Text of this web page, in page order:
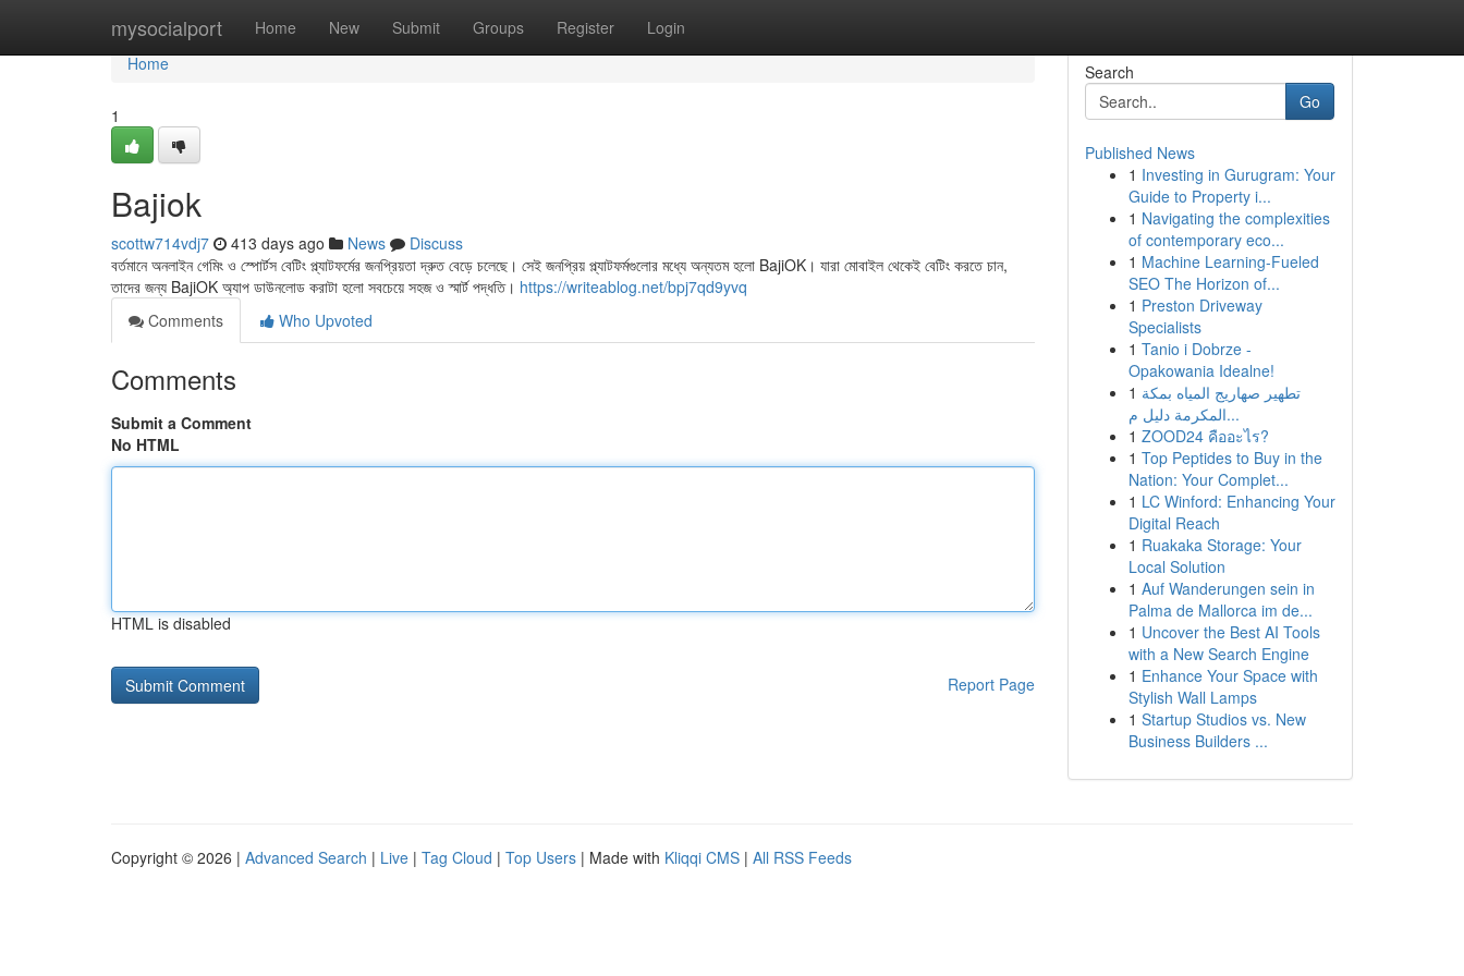
mysocialport Home New Submit Groups Register Login
Home
Home
1
Bajiok
scottw714vdj7 413 days ago News
Discuss
বর্তমানে অনলাইন গেমিং ও স্পোর্টস বেটিং প্ল্যাটফর্মের জনপ্রিয়তা দ্রুত বেড়ে চলেছে। সেই জনপ্রিয় প্ল্যাটফর্মগুলোর মধ্যে অন্যতম হলো BajiOK। যারা মোবাইল থেকেই বেটিং করতে চান,
তাদের জন্য BajiOK অ্যাপ ডাউনলোড করাটা হলো সবচেয়ে সহজ ও স্মার্ট পদ্ধতি। https://writeablog.net/bpj7qd9yvq
Comments
Who Upvoted
Comments
Submit a Comment
No HTML
HTML is disabled
Report Page
Search
Go
Published News
1 Investing in Gurugram: Your
Guide to Property i...
1 Navigating the complexities
of contemporary eco...
1 Machine Learning-Fueled
SEO The Horizon of...
1 Preston Driveway
Specialists
1 Tanio i Dobrze -
Opakowania Idealne!
1 تطهير صهاريج المياه بمكة
المكرمة دليل م...
1 ZOOD24 คืออะไร?
1 Top Peptides to Buy in the
Nation: Your Complet...
1 LC Winford: Enhancing Your
Digital Reach
1 Ruakaka Storage: Your
Local Solution
1 Auf Wanderungen sein in
Palma de Mallorca im de...
1 Uncover the Best AI Tools
with a New Search Engine
1 Enhance Your Space with
Stylish Wall Lamps
1 Startup Studios vs. New
Business Builders ...
Copyright © 2026 | Advanced Search | Live | Tag Cloud | Top Users | Made with Kliqqi CMS | All RSS Feeds